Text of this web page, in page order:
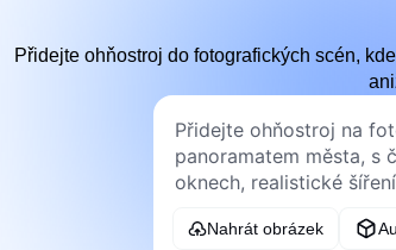
Přidejte ohňostroj do fotografických scén,
Nahrát obrázek